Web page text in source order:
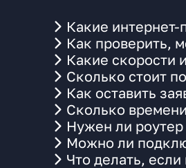
Какие
Как проверить,
Какие скорости
Сколько стоит
Как оставить
Сколько
Нужен ли
Можно ли
Что делать,